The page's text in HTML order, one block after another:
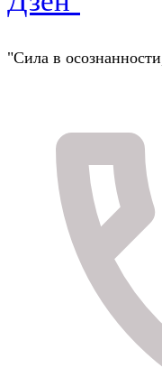
"Сила в